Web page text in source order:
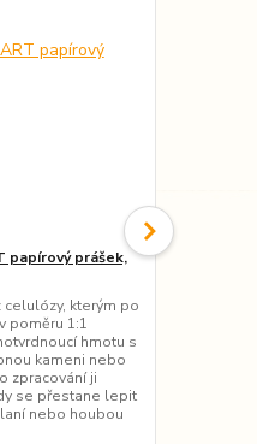
papírový prášek,
kterým po
poměru 1:1
hmotu s
kameni nebo
zpracování ji
se přestane lepit
nebo houbou